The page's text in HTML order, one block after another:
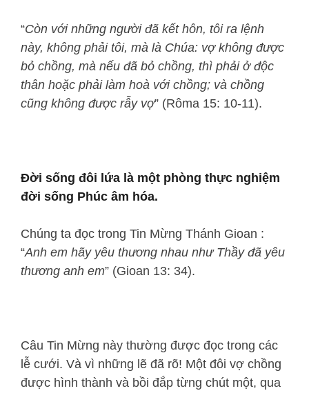
“Còn với những người đã kết hôn, tôi ra lệnh
này, không phải tôi, mà là Chúa: vợ không được
bỏ chồng, mà nếu đã bỏ chồng, thì phải ở độc
thân hoặc phải làm hoà với chồng; và chồng
cũng không được rẫy vợ” (Rôma 15: 10-11).
Đời sống đôi lứa là một phòng thực nghiệm
đời sống Phúc âm hóa.
Chúng ta đọc trong Tin Mừng Thánh Gioan :
“Anh em hãy yêu thương nhau như Thầy đã yêu
thương anh em” (Gioan 13: 34).
Câu Tin Mừng này thường được đọc trong các
lễ cưới. Và vì những lẽ đã rõ! Một đôi vợ chồng
được hình thành và bồi đắp từng chút một, qua